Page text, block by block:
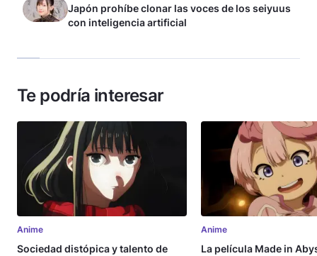
Japón prohíbe clonar las voces de los seiyuus
con inteligencia artificial
Te podría interesar
Anime
Sociedad distópica y talento de
Anime
La película Made in